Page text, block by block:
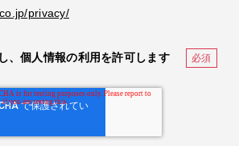
privacy/
、個人情報の利用を許可します